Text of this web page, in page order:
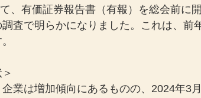
、有価証券報告書（有報）を総会前に
査で明らかになりました。これは、前
業は増加傾向にあるものの、2024年3